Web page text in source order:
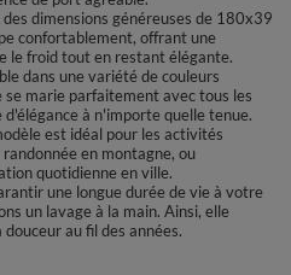
dimensions généreuses de 180x39
confortablement, offrant une
le froid tout en restant élégante.
dans une variété de couleurs
se marie parfaitement avec tous les
à n'importe quelle tenue.
est idéal pour les activités
en montagne, ou
quotidienne en ville.
une longue durée de vie à votre
un lavage à la main. Ainsi, elle
au fil des années.